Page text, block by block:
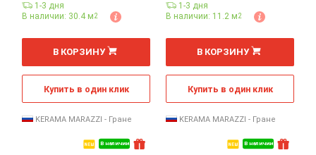
В наличии
1-3 дня
В наличии: 30.4 м2
м
В КОРЗИНУ
Купить в один клик
KERAMA MARAZZI - Гране
В наличии
1-3 дня
В наличии: 11.2 м2
м
В КОРЗИНУ
Купить в один клик
KERAMA MARAZZI - Гране